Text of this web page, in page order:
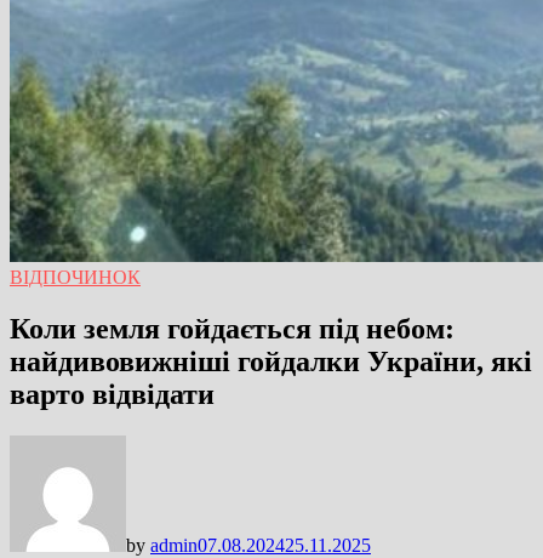
ВІДПОЧИНОК
Коли земля гойдається під небом:
найдивовижніші гойдалки України, які
варто відвідати
by admin07.08.202425.11.2025